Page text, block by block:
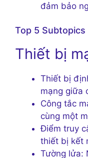
đảm bảo
Top 5 Subtopics
Thiết bị
Thiết bị
mạng giữa
Công tắc
cùng một
Điểm truy
thiết bị kết
Tường lửa: